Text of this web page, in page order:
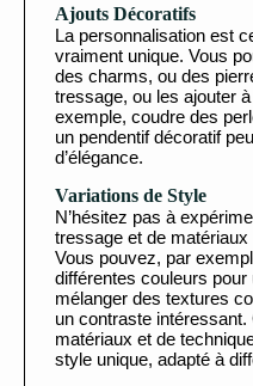
Ajouts Décoratifs
La personnalisation est
vraiment unique. Vous
des charms, ou des
tressage, ou les ajouter
exemple, coudre des
un pendentif décoratif
d’élégance.
Variations de Style
N’hésitez pas à
tressage et de
Vous pouvez, par
différentes couleurs
mélanger des textures
un contraste
matériaux et de
style unique, adapté à